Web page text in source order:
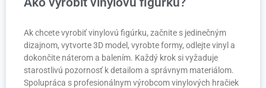
Ak chcete vyrobiť vinylovú figúrku, začnite s jedinečným
dizajnom, vytvorte 3D model, vyrobte formy, odlejte vinyl a
dokončite náterom a balením. Každý krok si vyžaduje
starostlivú pozornosť k detailom a správnym materiálom.
Spolupráca s profesionálnym výrobcom vinylových hračiek